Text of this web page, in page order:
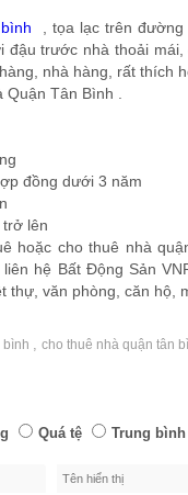
, tọa lạc trên
đậu trước nhà thoải
nhà hàng, rất thích
Tân Bình .
đồng dưới 3 năm
lên
hoặc cho thuê nhà
hệ Bất Động Sản
thự, văn phòng, căn
bình cho thuê nhà quận tân
Quá tệ Trung bình